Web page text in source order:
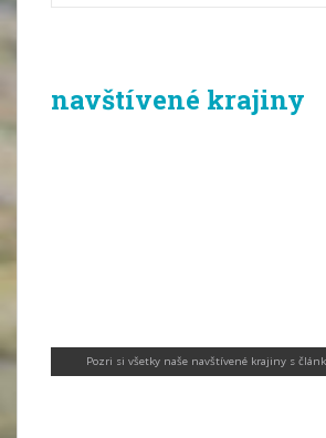
navštívené krajiny
Pozri si všetky naše navštívené krajiny s